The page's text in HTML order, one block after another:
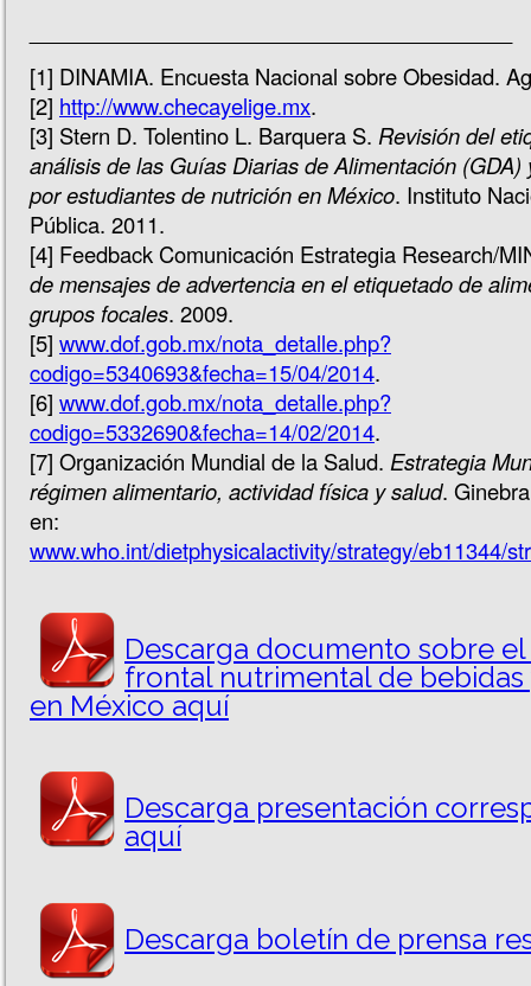
[1] DINAMIA. Encuesta Nacional sobre Obesidad.
[2] http://www.checayelige.mx.
[3] Stern D. Tolentino L. Barquera S. Revisión del
análisis de las Guías Diarias de Alimentación (GDA)
por estudiantes de nutrición en México. Instituto
Pública. 2011.
[4] Feedback Comunicación Estrategia Research/
de mensajes de advertencia en el etiquetado de
grupos focales. 2009.
[5] www.dof.gob.mx/nota_detalle.php?
codigo=5340693&fecha=15/04/2014.
[6] www.dof.gob.mx/nota_detalle.php?
codigo=5332690&fecha=14/02/2014.
[7] Organización Mundial de la Salud. Estrategia
régimen alimentario, actividad física y salud.
en:
www.who.int/dietphysicalactivity/strategy/eb11344/
Descarga documento sobre
frontal nutrimental de bebidas
en México aquí
Descarga presentación
aquí
Descarga boletín de prensa